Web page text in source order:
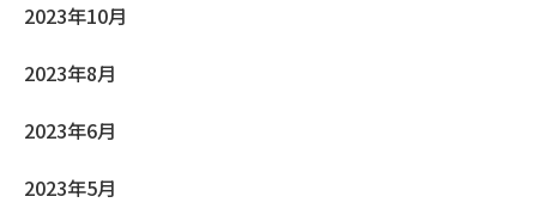
2023年10月
2023年8月
2023年6月
2023年5月